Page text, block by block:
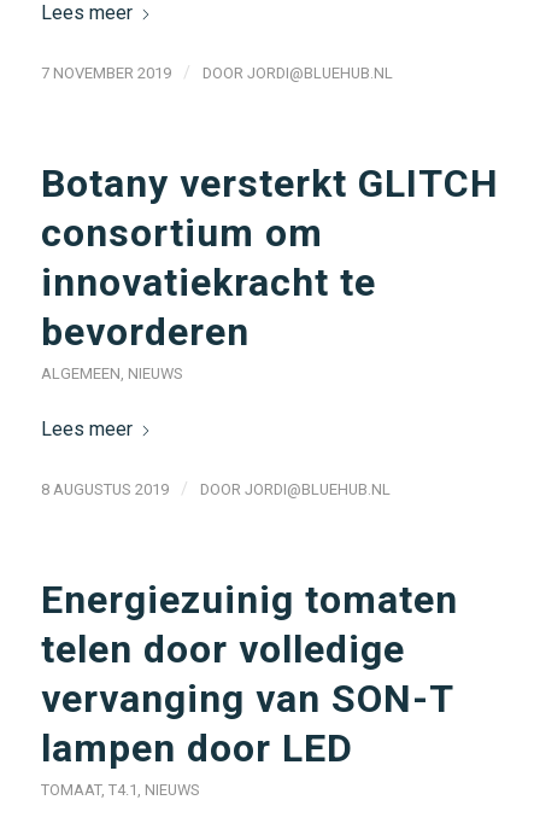
Lees meer
7 NOVEMBER 2019 / DOOR JORDI@BLUEHUB.NL
Botany versterkt GLITCH
consortium om
innovatiekracht te
bevorderen
ALGEMEEN, NIEUWS
Lees meer
8 AUGUSTUS 2019 / DOOR JORDI@BLUEHUB.NL
Energiezuinig tomaten
telen door volledige
vervanging van SON-T
lampen door LED
TOMAAT, T4.1 , NIEUWS